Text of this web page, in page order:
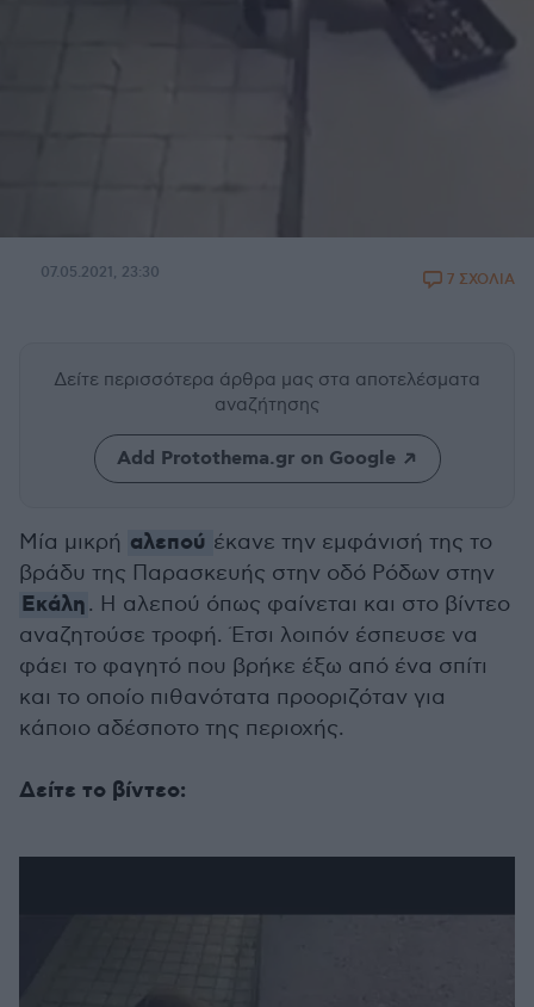
07.05.2021, 23:30 7 ΣΧΟΛΙΑ
Δείτε περισσότερα άρθρα μας στα αποτελέσματα
αναζήτησης
Add Protothema.gr on Google
Μία μικρή αλεπού έκανε την εμφάνισή της το
βράδυ της Παρασκευής στην οδό Ρόδων στην
Εκάλη. Η αλεπού όπως φαίνεται και στο βίντεο
αναζητούσε τροφή. Έτσι λοιπόν έσπευσε να
φάει το φαγητό που βρήκε έξω από ένα σπίτι
και το οποίο πιθανότατα προοριζόταν για
κάποιο αδέσποτο της περιοχής.
Δείτε το βίντεο: